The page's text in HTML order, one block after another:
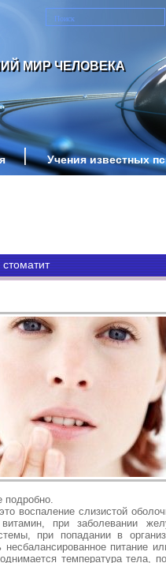
МИР ЧЕЛОВЕКА
Учения известных
стоматит
подробно.
воспаление слизистой
витамин, при заболевании
при попадании в
несбалансированное питание
температура тела,